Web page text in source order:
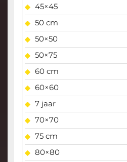
45×45
50 cm
50×50
50×75
60 cm
60×60
7 jaar
70×70
75 cm
80×80